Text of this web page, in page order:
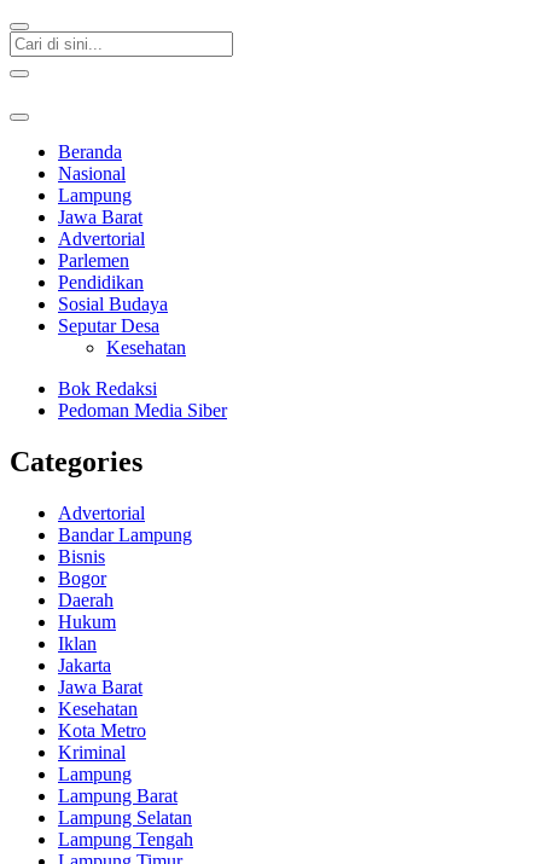
Beranda
Nasional
Lampung
Jawa Barat
Advertorial
Parlemen
Pendidikan
Sosial Budaya
Seputar Desa
Kesehatan
Bok Redaksi
Pedoman Media Siber
Categories
Advertorial
Bandar Lampung
Bisnis
Bogor
Daerah
Hukum
Iklan
Jakarta
Jawa Barat
Kesehatan
Kota Metro
Kriminal
Lampung
Lampung Barat
Lampung Selatan
Lampung Tengah